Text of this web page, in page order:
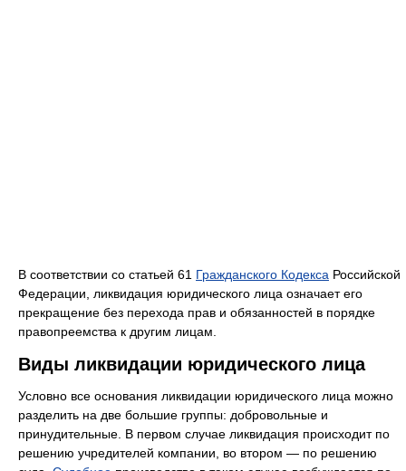
В соответствии со статьей 61 Гражданского Кодекса Российской
Федерации, ликвидация юридического лица означает его
прекращение без перехода прав и обязанностей в порядке
правопреемства к другим лицам.
Виды ликвидации юридического лица
Условно все основания ликвидации юридического лица можно
разделить на две большие группы: добровольные и
принудительные. В первом случае ликвидация происходит по
решению учредителей компании, во втором — по решению